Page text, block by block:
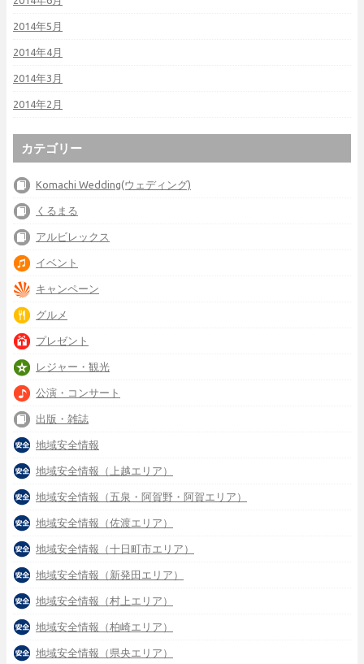
2014年5月
2014年4月
2014年3月
2014年2月
カテゴリー
Komachi Wedding(ウェディング)
くるまる
アルビレックス
イベント
キャンペーン
グルメ
プレゼント
レジャー・観光
公演・コンサート
出版・雑誌
地域安全情報
地域安全情報（上越エリア）
地域安全情報（五泉・阿賀野・阿賀エリア）
地域安全情報（佐渡エリア）
地域安全情報（十日町市エリア）
地域安全情報（新発田エリア）
地域安全情報（村上エリア）
地域安全情報（柏崎エリア）
地域安全情報（県央エリア）